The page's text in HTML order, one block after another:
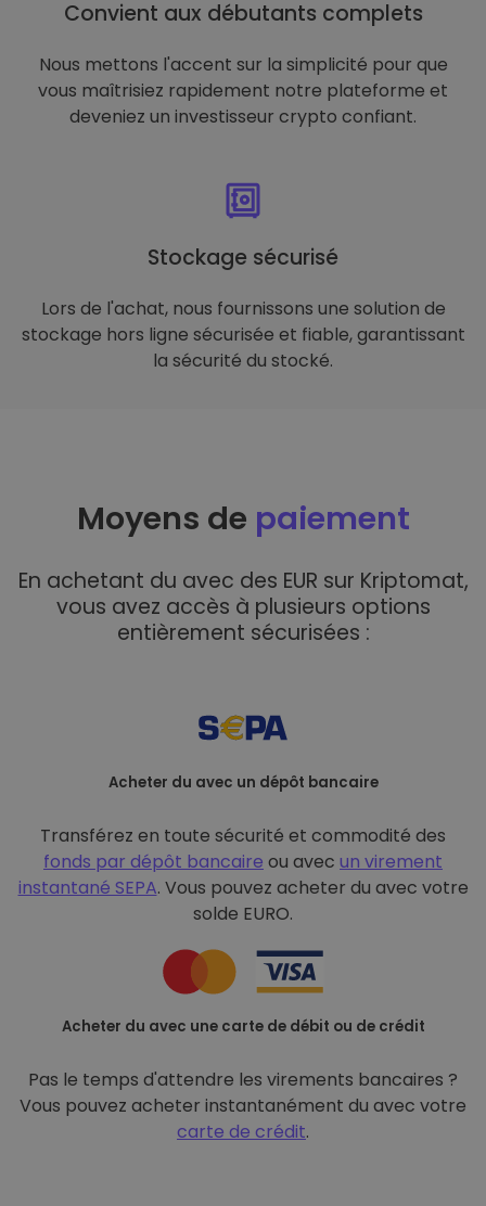
Convient aux débutants complets
Nous mettons l'accent sur la simplicité pour que
vous maîtrisiez rapidement notre plateforme et
deveniez un investisseur crypto confiant.
Stockage sécurisé
Lors de l'achat, nous fournissons une solution de
stockage hors ligne sécurisée et fiable, garantissant
la sécurité du stocké.
Moyens de paiement
En achetant du avec des EUR sur Kriptomat,
vous avez accès à plusieurs options
entièrement sécurisées :
Acheter du avec un dépôt bancaire
Transférez en toute sécurité et commodité des
fonds par dépôt bancaire ou avec un virement
instantané SEPA. Vous pouvez acheter du avec votre
solde EURO.
Acheter du avec une carte de débit ou de crédit
Pas le temps d'attendre les virements bancaires ?
Vous pouvez acheter instantanément du avec votre
carte de crédit.